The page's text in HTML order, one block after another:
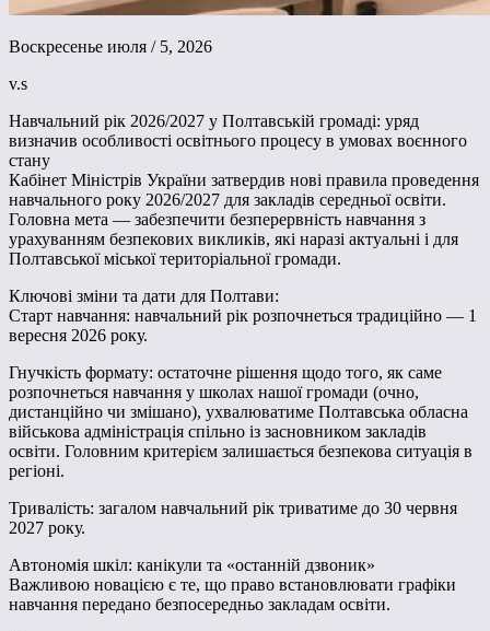
Воскресенье июля / 5, 2026
v.s
Навчальний рік 2026/2027 у Полтавській громаді: уряд
визначив особливості освітнього процесу в умовах воєнного
стану
Кабінет Міністрів України затвердив нові правила проведення
навчального року 2026/2027 для закладів середньої освіти.
Головна мета — забезпечити безперервність навчання з
урахуванням безпекових викликів, які наразі актуальні і для
Полтавської міської територіальної громади.
Ключові зміни та дати для Полтави:
Старт навчання: навчальний рік розпочнеться традиційно — 1
вересня 2026 року.
Гнучкість формату: остаточне рішення щодо того, як саме
розпочнеться навчання у школах нашої громади (очно,
дистанційно чи змішано), ухвалюватиме Полтавська обласна
військова адміністрація спільно із засновником закладів
освіти. Головним критерієм залишається безпекова ситуація в
регіоні.
Тривалість: загалом навчальний рік триватиме до 30 червня
2027 року.
Автономія шкіл: канікули та «останній дзвоник»
Важливою новацією є те, що право встановлювати графіки
навчання передано безпосередньо закладам освіти.